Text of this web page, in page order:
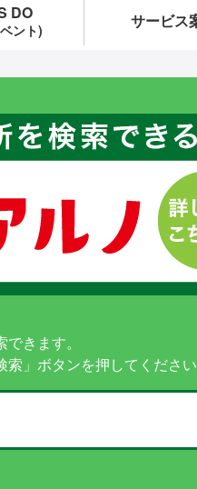
DO
ント) サービス
きます。
索」ボタンを押してください